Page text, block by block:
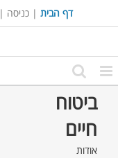
to
דף הבית | כניסה |
ביטוח
חיים
אודות